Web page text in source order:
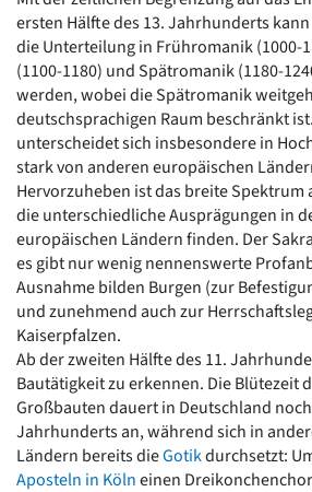
Historismus
Klassizismus
Barock
Renaissance
Gotik
Romanik
Vorromanik
Römische Antike
Über uns
Über baukunst-nrw
Fachbeirat
Freunde & Förderer
Kontakt
Impressum
Datenschutz
Suchbegriff eingeben
ersten Hälfte des 13. Jahrhunderts
die Unterteilung in Frühromanik (1000-
(1100-1180) und Spätromanik (1180-
werden, wobei die Spätromanik
deutschsprachigen Raum beschränkt
unterscheidet sich insbesondere in
stark von anderen europäischen
Hervorzuheben ist das breite
die unterschiedliche Ausprägungen in
europäischen Ländern finden. Der
es gibt nur wenig nennenswerte
Ausnahme bilden Burgen (zur
und zunehmend auch zur
Kaiserpfalzen.
Ab der zweiten Hälfte des 11.
Bautätigkeit zu erkennen. Die Blütezeit
Großbauten dauert in Deutschland
Jahrhunderts an, während sich in
Ländern bereits dieGotikdurchsetzt:
Aposteln in Kölneinen